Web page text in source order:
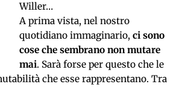
Willer…
A prima vista, nel nostro
quotidiano immaginario, ci sono
cose che sembrano non mutare
mai. Sarà forse per questo che le
che esse rappresentano. Tra